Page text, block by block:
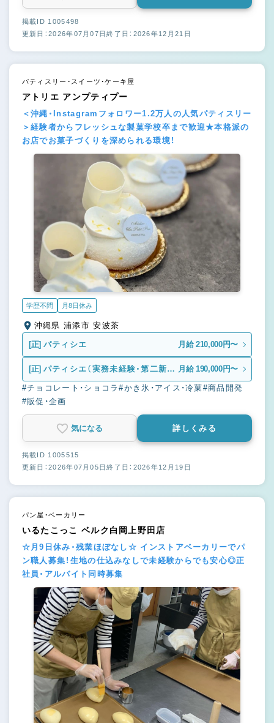
掲載ID 1005498
更新日：2026年07月07日終了日：2026年12月21日
パティスリー・スイーツ・ケーキ屋
アトリエ アンプティプー
＜沖縄・Instagramフォロワー1.2万人の人気パティスリー
＞経験者からフレッシュな製菓学校卒まで歓迎★本格派の
お店でお菓子づくりを深められる環境！
学歴不問 月8日休み
沖縄県 浦添市 安波茶
[正] パティシエ 月給 210,000円〜
[正] パティシエ（実務未経験・第二新
卒）
月給 190,000円〜
#チョコレート・ショコラ#かき氷・アイス・冷菓#商品開発
#販促・企画
気になる 詳しくみる
掲載ID 1005515
更新日：2026年07月05日終了日：2026年12月19日
パン屋・ベーカリー
いるたこっこ ベルク白岡上野田店
☆月9日休み・残業ほぼなし☆ インストアベーカリーでパ
ン職人募集！生地の仕込みなしで未経験からでも安心◎正
社員・アルバイト同時募集